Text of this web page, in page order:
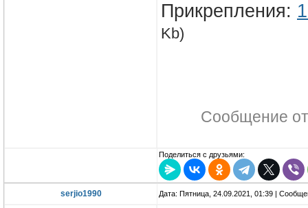
Прикрепления:
Kb)
Сообщение
Поделиться с друзьями:
serjio1990 Дата: Пятница, 24.09.2021, 01:39 |